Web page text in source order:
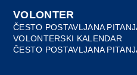
VOLONTER
ČESTO POSTAVLJANA
VOLONTERSKI KALENDAR
ČESTO POSTAVLJANA